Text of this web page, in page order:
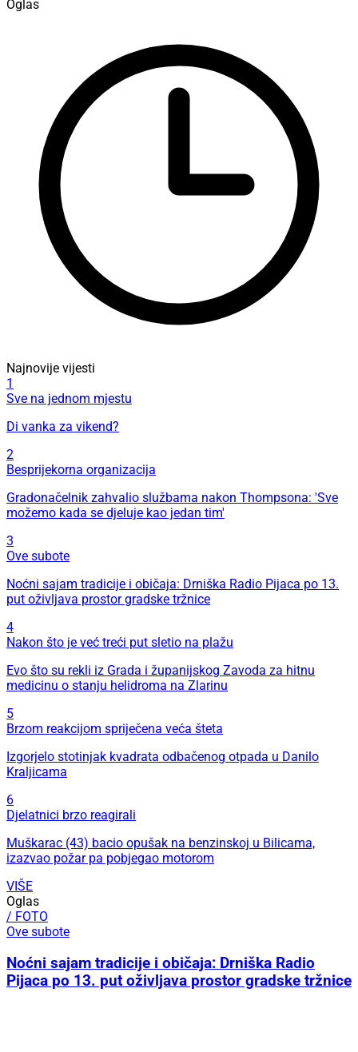
Oglas
Najnovije vijesti
1
Sve na jednom mjestu
Di vanka za vikend?
2
Besprijekorna organizacija
Gradonačelnik zahvalio službama nakon Thompsona: 'Sve
možemo kada se djeluje kao jedan tim'
3
Ove subote
Noćni sajam tradicije i običaja: Drniška Radio Pijaca po 13.
put oživljava prostor gradske tržnice
4
Nakon što je već treći put sletio na plažu
Evo što su rekli iz Grada i županijskog Zavoda za hitnu
medicinu o stanju helidroma na Zlarinu
5
Brzom reakcijom spriječena veća šteta
Izgorjelo stotinjak kvadrata odbačenog otpada u Danilo
Kraljicama
6
Djelatnici brzo reagirali
Muškarac (43) bacio opušak na benzinskoj u Bilicama,
izazvao požar pa pobjegao motorom
VIŠE
Oglas
/ FOTO
Ove subote
Noćni sajam tradicije i običaja: Drniška Radio
Pijaca po 13. put oživljava prostor gradske tržnice